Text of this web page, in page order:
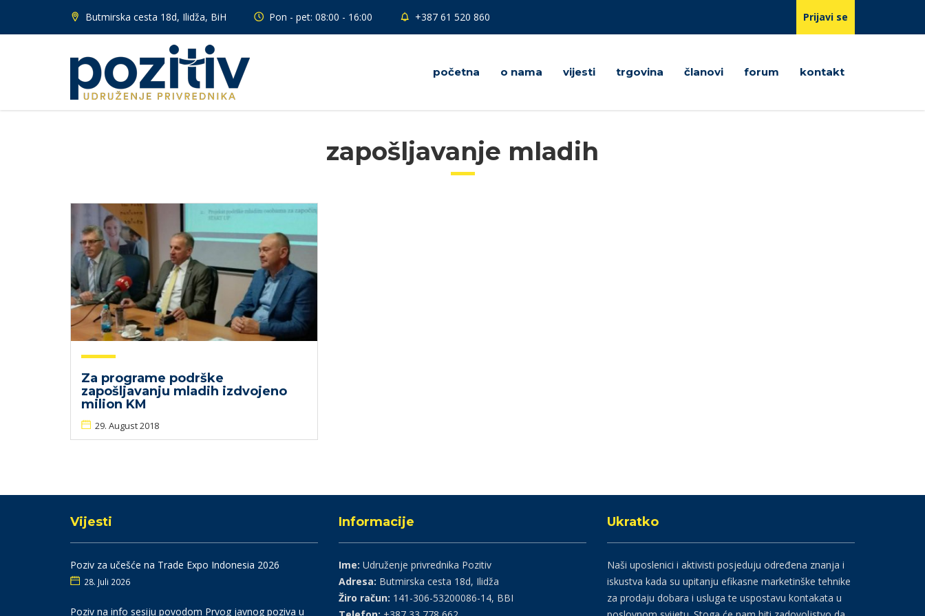
Butmirska cesta 18d, Ilidža, BiH Pon - pet: 08:00 - 16:00 +387 61 520 860 Prijavi se
početna o nama vijesti trgovina članovi forum kontakt
zapošljavanje mladih
Za programe podrške
zapošljavanju mladih izdvojeno
milion KM
29. August 2018
Vijesti
Poziv za učešće na Trade Expo Indonesia 2026
28. Juli 2026
Poziv na info sesiju povodom Prvog javnog poziva u
Informacije
Ime: Udruženje privrednika Pozitiv
Adresa: Butmirska cesta 18d, Ilidža
Žiro račun: 141-306-53200086-14, BBI
Ukratko
Naši uposlenici i aktivisti posjeduju određena znanja i
iskustva kada su upitanju efikasne marketinške tehnike
za prodaju dobara i usluga te uspostavu kontakata u